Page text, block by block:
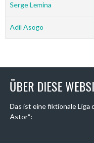
Serge Lemina
Adil Asogo
ÜBER DIESE
Das ist eine fiktionale Liga
Astor“: